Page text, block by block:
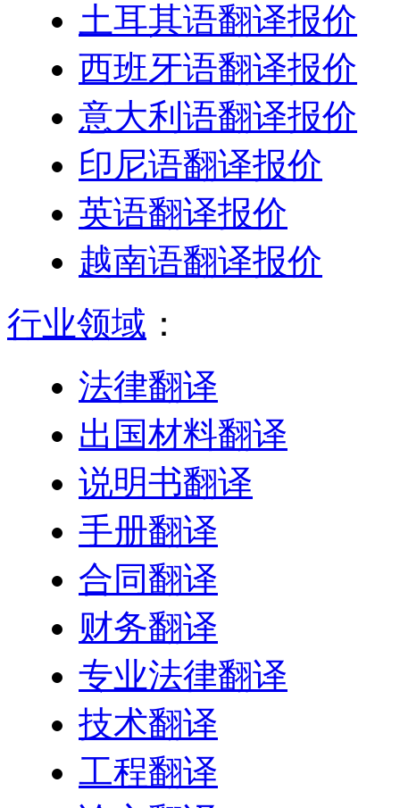
土耳其语翻译报价
西班牙语翻译报价
意大利语翻译报价
印尼语翻译报价
英语翻译报价
越南语翻译报价
行业领域 ：
法律翻译
出国材料翻译
说明书翻译
手册翻译
合同翻译
财务翻译
专业法律翻译
技术翻译
工程翻译